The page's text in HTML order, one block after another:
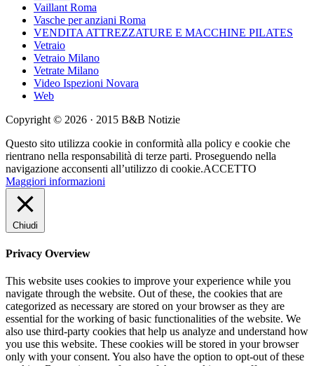
Vaillant Roma
Vasche per anziani Roma
VENDITA ATTREZZATURE E MACCHINE PILATES
Vetraio
Vetraio Milano
Vetrate Milano
Video Ispezioni Novara
Web
Copyright © 2026 · 2015 B&B Notizie
Questo sito utilizza cookie in conformità alla policy e cookie che
rientrano nella responsabilità di terze parti. Proseguendo nella
navigazione acconsenti all’utilizzo di cookie.ACCETTO
Maggiori informazioni
Chiudi
Privacy Overview
This website uses cookies to improve your experience while you
navigate through the website. Out of these, the cookies that are
categorized as necessary are stored on your browser as they are
essential for the working of basic functionalities of the website. We
also use third-party cookies that help us analyze and understand how
you use this website. These cookies will be stored in your browser
only with your consent. You also have the option to opt-out of these